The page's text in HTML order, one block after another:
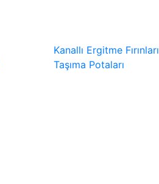
Kanallı Ergitme Fırınları
Taşıma Potaları